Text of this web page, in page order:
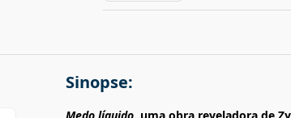
Sinopse: